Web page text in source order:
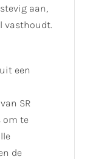
aan,
vasthoudt.
een
SR
om te
de